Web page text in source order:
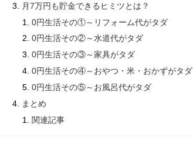
月7万円も貯金できるヒミツとは？
0円生活その①～リフォーム代がタダ
0円生活その②～水道代がタダ
0円生活その③～家具がタダ
0円生活その④～おやつ・米・おかずがタダ
0円生活その⑤～お風呂代がタダ
まとめ
関連記事